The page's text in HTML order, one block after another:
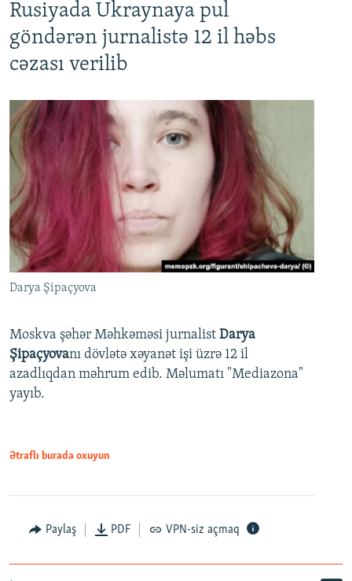
Rusiyada Ukraynaya pul
göndərən jurnalistə 12 il həbs
cəzası verilib
Darya Şipaçyova
Moskva şəhər Məhkəməsi jurnalist Darya
Şipaçyovanı dövlətə xəyanət işi üzrə 12 il
azadlıqdan məhrum edib. Məlumatı "Mediazona"
yayıb.
Ətraflı burada oxuyun
Paylaş PDF VPN-siz açmaq